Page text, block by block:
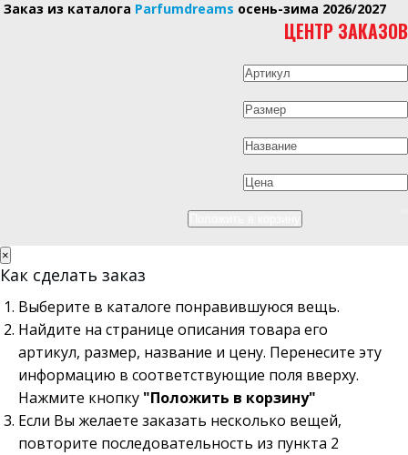
Заказ из каталога Parfumdreams осень-зима 2026/2027
ЦЕНТР ЗАКАЗОВ
×
Как сделать заказ
Выберите в каталоге понравившуюся вещь.
Найдите на странице описания товара его
артикул, размер, название и цену. Перенесите эту
информацию в соответствующие поля вверху.
Нажмите кнопку "Положить в корзину"
Если Вы желаете заказать несколько вещей,
повторите последовательность из пункта 2